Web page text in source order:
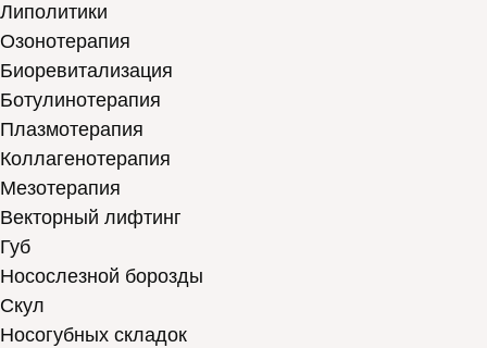
Липолитики
Озонотерапия
Биоревитализация
Ботулинотерапия
Плазмотерапия
Коллагенотерапия
Мезотерапия
Векторный лифтинг
Губ
Носослезной борозды
Скул
Носогубных складок